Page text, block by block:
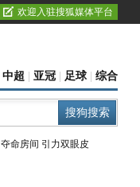
欢迎入驻搜狐媒体平台
中超 亚冠 足球 综合
夺命房间 引力双眼皮